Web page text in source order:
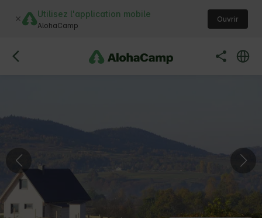
Utilisez l'application mobile
AlohaCamp
Ouvrir